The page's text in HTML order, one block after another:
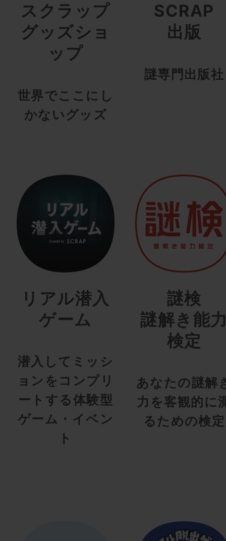
スクラップ
グッズショ
ップ
世界でここにし
かないグッズ
SCRAP
出版
謎専門出版社
リアル潜入
ゲーム
潜入してミッシ
ョンをコンプリ
ートする体験型
ゲーム・イベン
ト
謎検
謎解き能
検定
あなたの謎解
力を客観的に
るための検定